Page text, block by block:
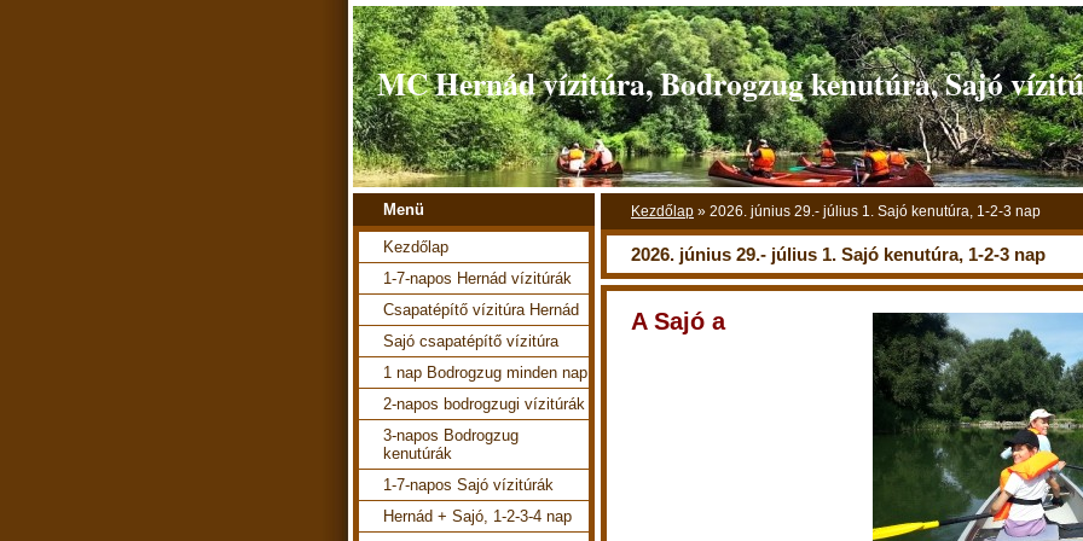
MC Hernád vízitúra, Bodrogzug kenutúra, Sajó
Kezdőlap » 2026. június 29.- július 1. Sajó kenutúra, 1-2-3 nap
2026. június 29.- július 1. Sajó kenutúra, 1-2-3 nap
A Sajó a
Menü
Kezdőlap
1-7-napos Hernád vízitúrák
Csapatépítő vízitúra Hernád
Sajó csapatépítő vízitúra
1 nap Bodrogzug minden nap
2-napos bodrogzugi vízitúrák
3-napos Bodrogzug
kenutúrák
1-7-napos Sajó vízitúrák
Hernád + Sajó, 1-2-3-4 nap